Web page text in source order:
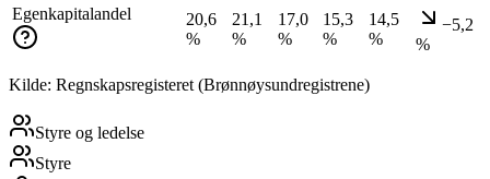
Egenkapitalandel
20,6
%
21,1
%
17,0
%
15,3
%
14,5
%
−5,2
%
Kilde: Regnskapsregisteret (Brønnøysundregistrene)
Styre og ledelse
Styre